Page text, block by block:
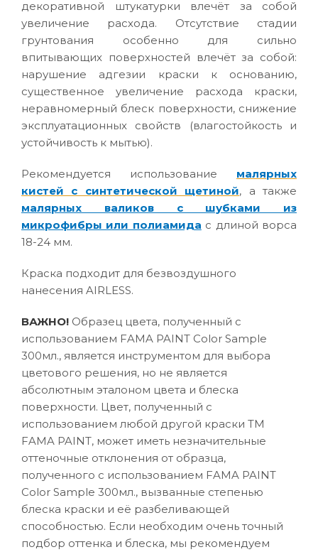
декоративной штукатурки влечёт за собой
увеличение расхода. Отсутствие стадии
грунтования особенно для сильно
впитывающих поверхностей влечёт за собой:
нарушение адгезии краски к основанию,
существенное увеличение расхода краски,
неравномерный блеск поверхности, снижение
эксплуатационных свойств (влагостойкость и
устойчивость к мытью).
Рекомендуется использование малярных
кистей с синтетической щетиной, а также
малярных валиков с шубками из
микрофибры или полиамида с длиной ворса
18-24 мм.
Краска подходит для безвоздушного
нанесения AIRLESS.
ВАЖНО! Образец цвета, полученный с
использованием FAMA PAINT Color Sample
300мл., является инструментом для выбора
цветового решения, но не является
абсолютным эталоном цвета и блеска
поверхности. Цвет, полученный с
использованием любой другой краски ТМ
FAMA PAINT, может иметь незначительные
оттеночные отклонения от образца,
полученного с использованием FAMA PAINT
Color Sample 300мл., вызванные степенью
блеска краски и её разбеливающей
способностью. Если необходим очень точный
подбор оттенка и блеска, мы рекомендуем